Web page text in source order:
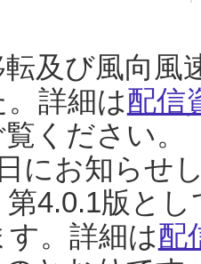
及び風向風
詳細は配信
ください。
にお知らせ
第4.0.1版と
。詳細は配